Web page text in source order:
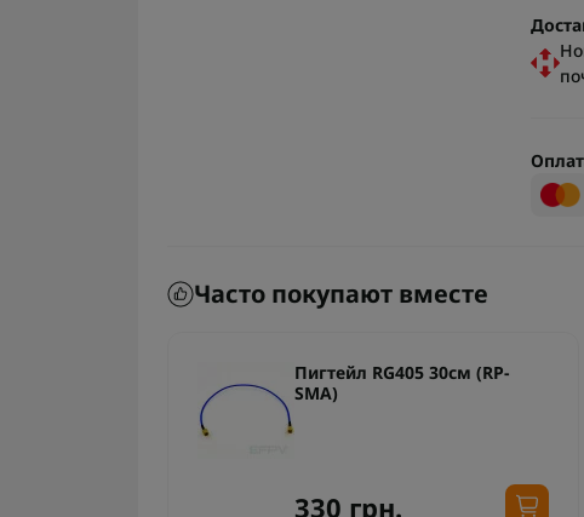
Часто покупают вместе
Пигтейл RG405 30см (RP-
SMA)
330 грн.